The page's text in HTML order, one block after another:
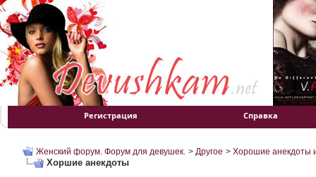
Регистрация Справка
Женский форум. Форум для девушек. > Другое > Хорошие анекдоты
Хоршие анекдоты